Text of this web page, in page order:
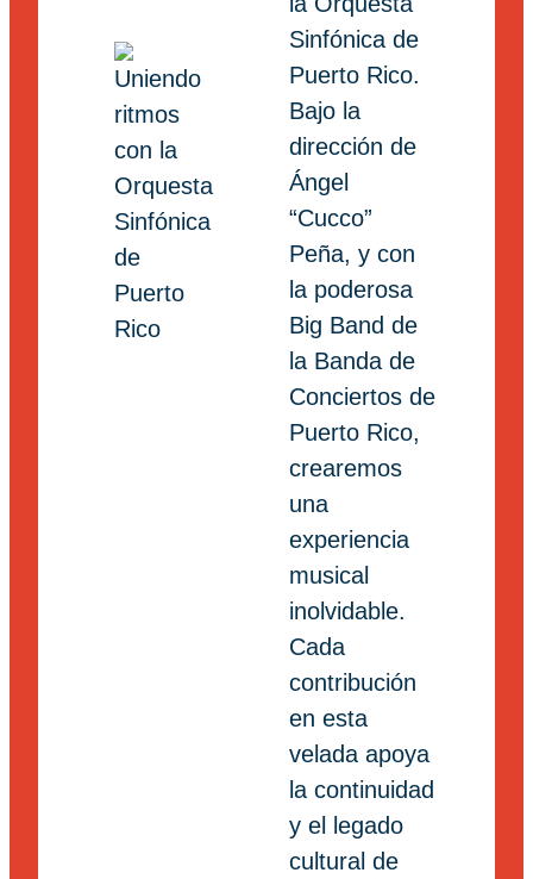
Sinfónica de
Puerto Rico.
Bajo la
dirección de
Ángel
“Cucco”
Peña, y con
la poderosa
Big Band de
la Banda de
Conciertos de
Puerto Rico,
crearemos
una
experiencia
musical
inolvidable.
Cada
contribución
en esta
velada apoya
la continuidad
y el legado
cultural de